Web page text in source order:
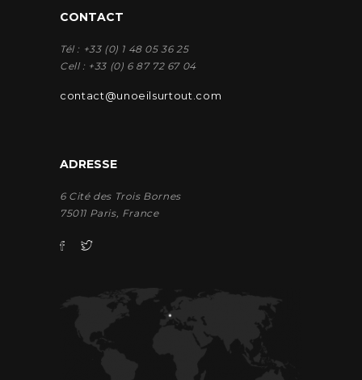
CONTACT
Tél : +33 (0) 1 48 05 36 25
Cell : +33 (0) 6 87 72 67 04
contact@unoeilsurtout.com
ADRESSE
6 Cité des Trois Bornes
75011 Paris, France